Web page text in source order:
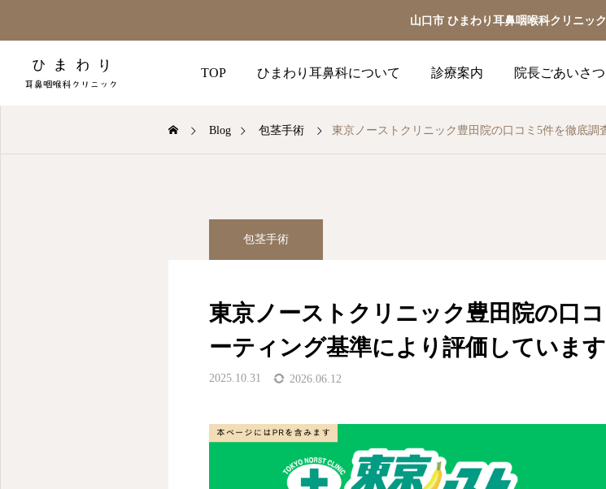
山口市 ひまわり耳鼻咽喉科クリニッ
TOP ひまわり耳鼻科について 診療案内 院長ごあいさつ
Blog 包茎手術 東京ノーストクリニック豊田院の口コミ5件を徹底
包茎手術
東京ノーストクリニック豊田院の口
ーティング基準により評価しています
2025.10.31 2026.06.12